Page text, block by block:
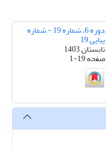
دوره 6، شماره 19 - شماره
پیاپی 19
تابستان 1403
صفحه1-19